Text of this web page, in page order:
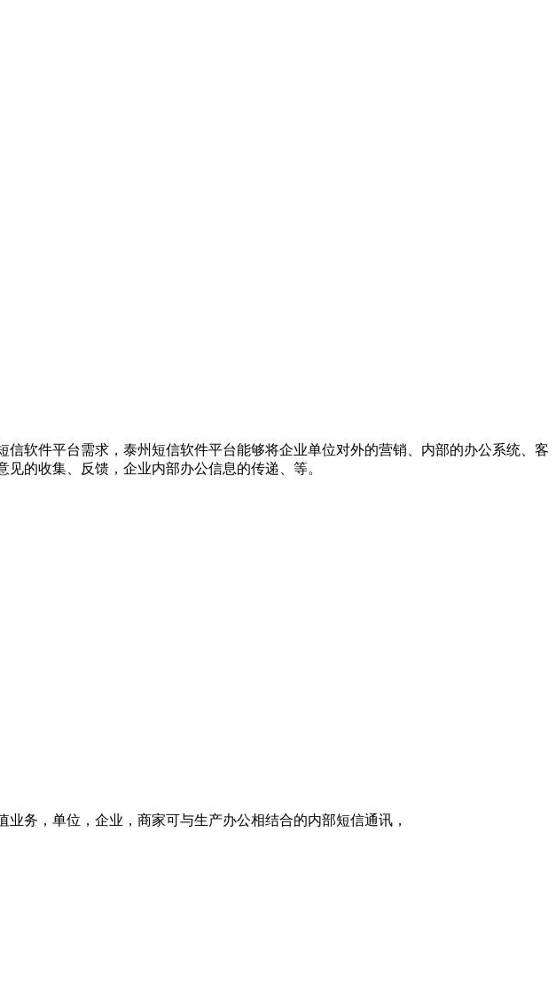
软件平台需求，泰州短信软件平台能够将企业单位对外的营销、内部的办公系统、客
的收集、反馈，企业内部办公信息的传递、等。
务，单位，企业，商家可与生产办公相结合的内部短信通讯，